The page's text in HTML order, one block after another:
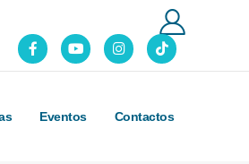
Eventos Contactos